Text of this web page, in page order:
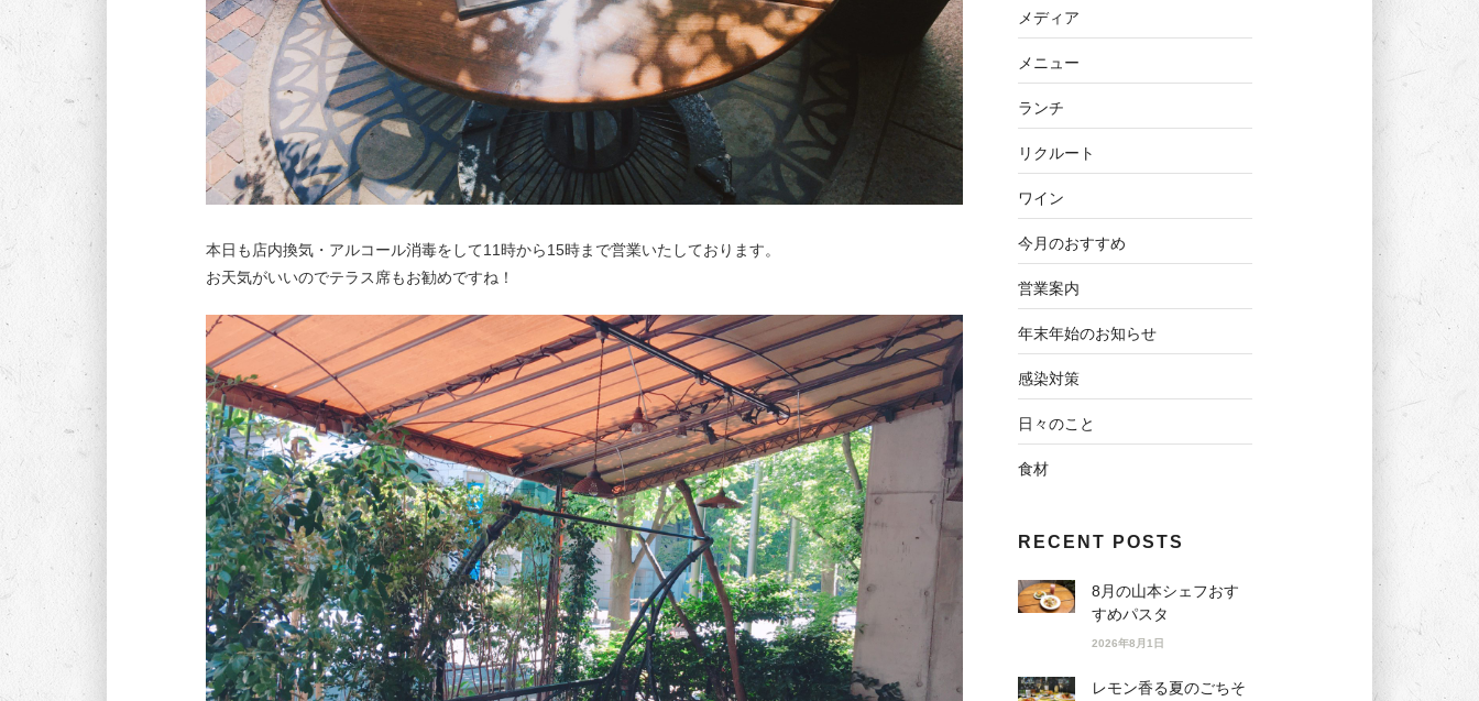
本日も店内換気・アルコール消毒をして11時から15時まで営業いたしております。
お天気がいいのでテラス席もお勧めですね！
メディア
メニュー
ランチ
リクルート
ワイン
今月のおすすめ
営業案内
年末年始のお知らせ
感染対策
日々のこと
食材
RECENT POSTS
8月の山本シェフおす
すめパスタ
2026年8月1日
レモン香る夏のごちそ